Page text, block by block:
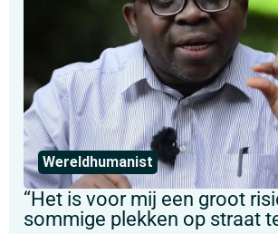
Wereldhumanist
“Het is voor mij een groot
sommige plekken op straat